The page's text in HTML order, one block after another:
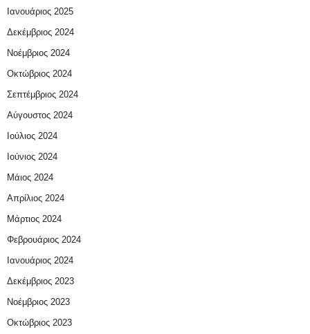
Ιανουάριος 2025
Δεκέμβριος 2024
Νοέμβριος 2024
Οκτώβριος 2024
Σεπτέμβριος 2024
Αύγουστος 2024
Ιούλιος 2024
Ιούνιος 2024
Μάιος 2024
Απρίλιος 2024
Μάρτιος 2024
Φεβρουάριος 2024
Ιανουάριος 2024
Δεκέμβριος 2023
Νοέμβριος 2023
Οκτώβριος 2023